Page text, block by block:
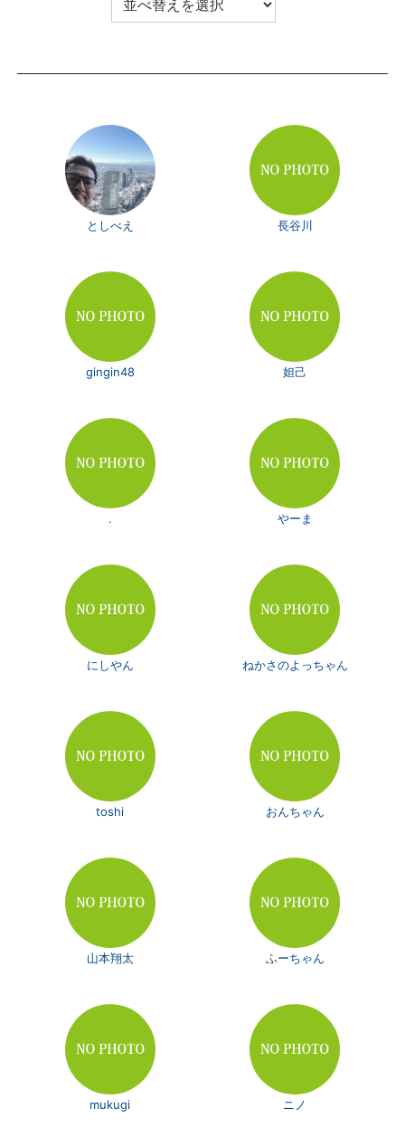
としべえ 長谷川
gingin48 妲己
. やーま
にしやん ねかさのよっちゃん
toshi おんちゃん
山本翔太 ふーちゃん
mukugi ニノ